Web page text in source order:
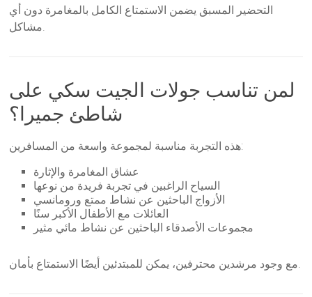
التحضير المسبق يضمن الاستمتاع الكامل بالمغامرة دون أي
مشاكل.
لمن تناسب جولات الجيت سكي على
شاطئ جميرا؟
هذه التجربة مناسبة لمجموعة واسعة من المسافرين:
عشاق المغامرة والإثارة
السياح الراغبين في تجربة فريدة من نوعها
الأزواج الباحثين عن نشاط ممتع ورومانسي
العائلات مع الأطفال الأكبر سنًا
مجموعات الأصدقاء الباحثين عن نشاط مائي مثير
مع وجود مرشدين محترفين، يمكن للمبتدئين أيضًا الاستمتاع بأمان.